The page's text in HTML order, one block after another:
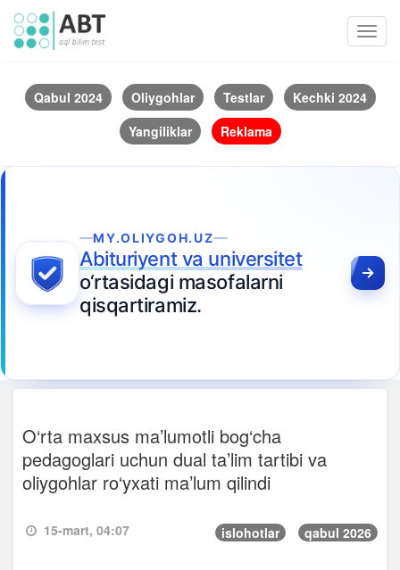
Qabul 2024 Oliygohlar Testlar
Kechki 2024
Yangiliklar
Reklama
MY.OLIYGOH.UZ
Abituriyent va universitet
o‘rtasidagi masofalarni
qisqartiramiz.
O‘rta maxsus ma’lumotli bog‘cha
pedagoglari uchun dual ta’lim tartibi va
oliygohlar ro‘yxati ma’lum qilindi
15-mart, 04:07 islohotlar qabul 2026